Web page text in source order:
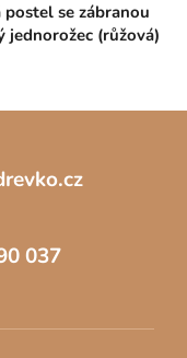
postel se zábranou
jednorožec (růžová)
037